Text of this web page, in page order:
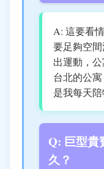
A: 這要看
要足夠空
出運動，
台北的公
是我每天陪
Q: 巨型貴
久？